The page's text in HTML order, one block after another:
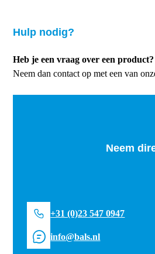
Hulp nodig?
Heb je een vraag over een product?
Neem dan contact op met een van
Neem
+31 (0)23 547 0947
info@bals.nl